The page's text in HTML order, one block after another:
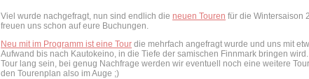
Viel wurde nachgefragt, nun sind endlich die neuen Touren für die Wintersaison
freuen uns schon auf eure Buchungen.
Neu mit im Programm ist eine Tour die mehrfach angefragt wurde und uns mit
Aufwand bis nach Kautokeino, in die Tiefe der samischen Finnmark bringen
Tour lang sein, bei genug Nachfrage werden wir eventuell noch eine weitere
den Tourenplan also im Auge ;)